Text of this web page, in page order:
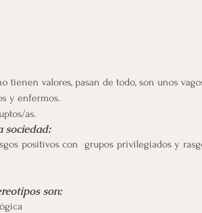
tienen valores, pasan de todo, son unos
y enfermos.
as.
sociedad:
positivos con  grupos privilegiados y
son: